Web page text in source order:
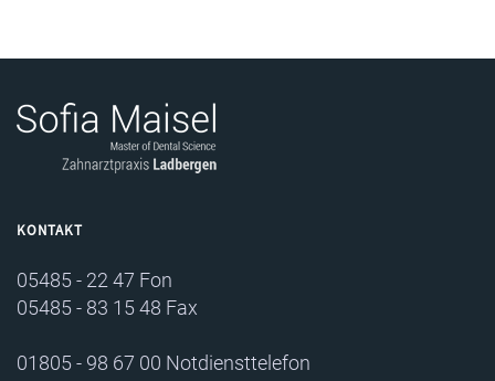
KONTAKT
05485 - 22 47 Fon
05485 - 83 15 48 Fax
01805 - 98 67 00 Notdiensttelefon